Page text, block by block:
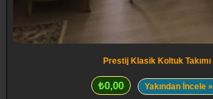
Prestij Klasik Koltuk Takımı
₺0,00 Yakından İncele »